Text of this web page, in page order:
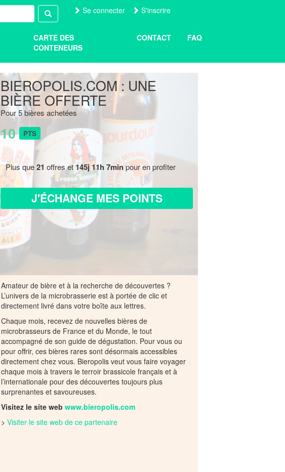
Se connecter S'inscrire
CARTE DES
CONTENEURS
CONTACT FAQ
BIEROPOLIS.COM : UNE
BIÈRE OFFERTE
Pour 5 bières achetées
10 PTS
Plus que21 offres et145j 11h 7minpour en profiter
J'ÉCHANGE MES POINTS
Amateur de bière et à la recherche de découvertes ?
L’univers de la microbrasserie est à portée de clic et
directement livré dans votre boîte aux lettres.
Chaque mois, recevez de nouvelles bières de
microbrasseurs de France et du Monde, le tout
accompagné de son guide de dégustation. Pour vous ou
pour offrir, ces bières rares sont désormais accessibles
directement chez vous. Bieropolis veut vous faire voyager
chaque mois à travers le terroir brassicole français et à
l’internationale pour des découvertes toujours plus
surprenantes et savoureuses.
Visitez le site web www.bieropolis.com
> Visiter le site web de ce partenaire